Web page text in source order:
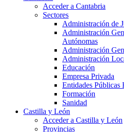
Acceder a Cantabria
Sectores
Administración de
Administración
Autónomas
Administración
Administración
Educación
Empresa Privada
Entidades Públicas
Formación
Sanidad
Castilla y León
Acceder a Castilla y León
Provincias